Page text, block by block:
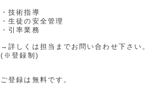
・技術指導
・生徒の安全管理
・引率業務
→詳しくは担当までお問い合わせ下さい。
(※登録制)
ご登録は無料です。